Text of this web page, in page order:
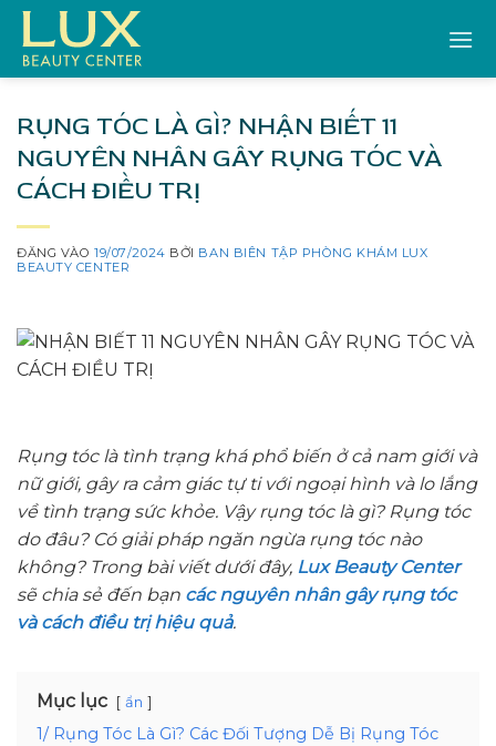
Bỏ
qua
nội
RỤNG TÓC LÀ GÌ? NHẬN BIẾT 11
NGUYÊN NHÂN GÂY RỤNG TÓC VÀ
CÁCH ĐIỀU TRỊ
ĐĂNG VÀO19/07/2024 BỞI BAN BIÊN TẬP PHÒNG KHÁM LUX
BEAUTY CENTER
Rụng tóc là tình trạng khá phổ biến ở cả nam giới và
nữ giới, gây ra cảm giác tự ti với ngoại hình và lo lắng
về tình trạng sức khỏe. Vậy rụng tóc là gì? Rụng tóc
do đâu? Có giải pháp ngăn ngừa rụng tóc nào
không? Trong bài viết dưới đây, Lux Beauty Center
sẽ chia sẻ đến bạn các nguyên nhân gây rụng tóc
và cách điều trị hiệu quả.
Mục lục ẩn
1/ Rụng Tóc Là Gì? Các Đối Tượng Dễ Bị Rụng Tóc